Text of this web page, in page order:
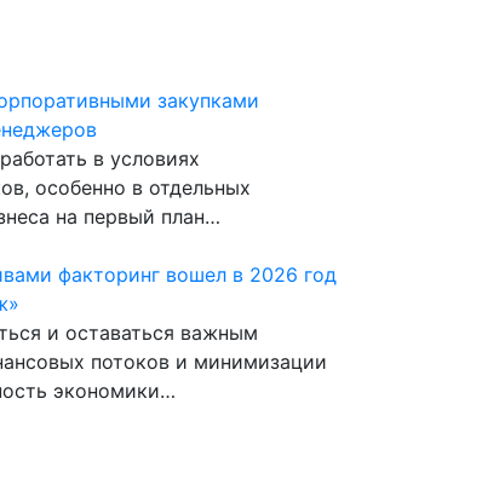
закупками
в условиях
особенно в отдельных
на первый план…
факторинг вошел в 2026 год
и оставаться важным
потоков и минимизации
экономики…